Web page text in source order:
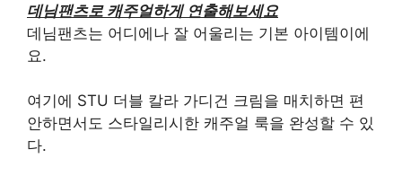
데님팬츠로 캐주얼하게 연출해보세요
데님팬츠는 어디에나 잘 어울리는 기본 아이템이에
요.
여기에 STU 더블 칼라 가디건 크림을 매치하면 편
안하면서도 스타일리시한 캐주얼 룩을 완성할 수 있
다.